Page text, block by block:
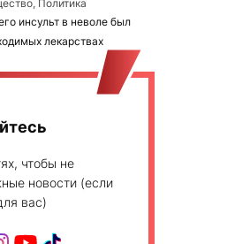
Политика
инсульт в неволе был
лекарствах
чтобы не
новости (если
вас)